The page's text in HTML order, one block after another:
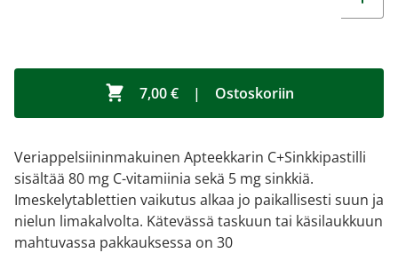
7,00 € | Ostoskoriin
Veriappelsiininmakuinen Apteekkarin C+Sinkkipastilli
sisältää 80 mg C-vitamiinia sekä 5 mg sinkkiä.
Imeskelytablettien vaikutus alkaa jo paikallisesti suun ja
nielun limakalvolta. Kätevässä taskuun tai käsilaukkuun
mahtuvassa pakkauksessa on 30